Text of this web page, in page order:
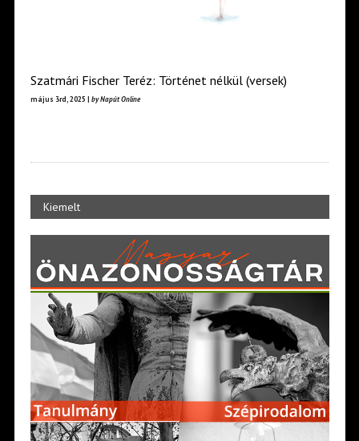
Szatmári Fischer Teréz: Történet nélkül (versek)
május 3rd, 2025 | by Napút Online
Kiemelt